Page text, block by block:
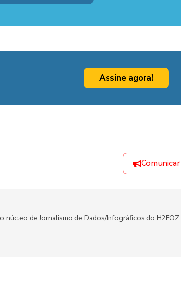
Assine agora!
de Jornalismo de Dados/Infográficos do H2FOZ.